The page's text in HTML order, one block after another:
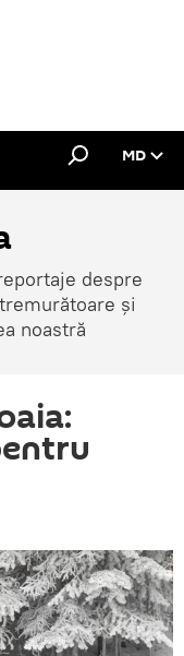
MD
despre
și
noastră